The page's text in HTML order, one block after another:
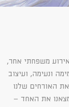
אירוע משפחתי אחר,
ונעימה, ועיצוב
האורחים שלנו
מצאנו את האחד –